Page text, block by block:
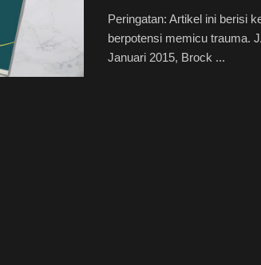
Peringatan: Artikel ini berisi
berpotensi memicu trauma.
Januari 2015, Brock ...